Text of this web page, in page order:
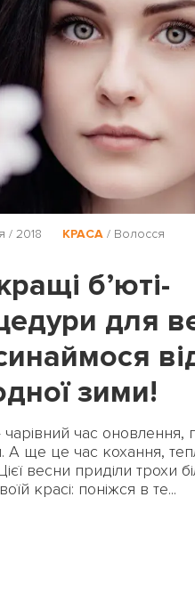
/ 2018 КРАСА / Волосся
б’юті-
для
зими!
час оновлення,
А ще це час кохання,
весни приділи трохи
красі: поніжся в те...